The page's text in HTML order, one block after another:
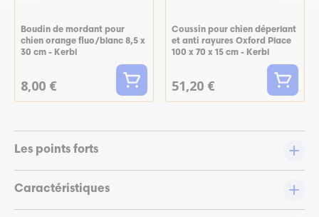
Boudin de mordant pour
chien orange fluo/blanc 8,5 x
30 cm - Kerbl
8,00 €
Coussin pour chien déperlant
et anti rayures Oxford Place
100 x 70 x 15 cm - Kerbl
51,20 €
Les points forts
Caractéristiques